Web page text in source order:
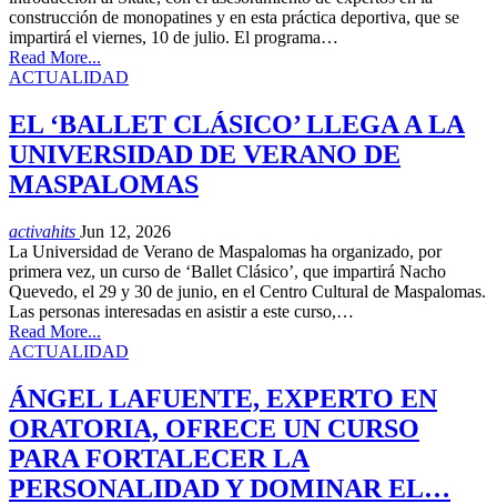
construcción de monopatines y en esta práctica deportiva, que se
impartirá el viernes, 10 de julio. El programa…
Read More...
ACTUALIDAD
EL ‘BALLET CLÁSICO’ LLEGA A LA
UNIVERSIDAD DE VERANO DE
MASPALOMAS
activahits Jun 12, 2026
La Universidad de Verano de Maspalomas ha organizado, por
primera vez, un curso de ‘Ballet Clásico’, que impartirá Nacho
Quevedo, el 29 y 30 de junio, en el Centro Cultural de Maspalomas.
Las personas interesadas en asistir a este curso,…
Read More...
ACTUALIDAD
ÁNGEL LAFUENTE, EXPERTO EN
ORATORIA, OFRECE UN CURSO
PARA FORTALECER LA
PERSONALIDAD Y DOMINAR EL…